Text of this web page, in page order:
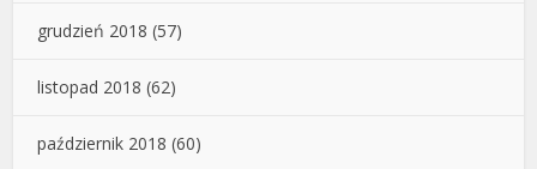
grudzień 2018 (57)
listopad 2018 (62)
październik 2018 (60)